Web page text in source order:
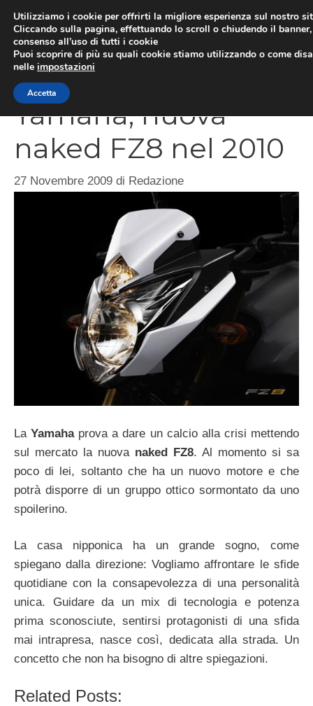
contenuto
Yamaha, nuova
naked FZ8 nel 2010
27 Novembre 2009 di Redazione
LaYamahaprova a dare un calcio alla crisi mettendo
sul mercato la nuova naked FZ8. Al momento si sa
poco di lei, soltanto che ha un nuovo motore e che
potrà disporre di un gruppo ottico sormontato da uno
spoilerino.
La casa nipponica ha un grande sogno, come
spiegano dalla direzione: Vogliamo affrontare le sfide
quotidiane con la consapevolezza di una personalità
unica. Guidare da un mix di tecnologia e potenza
prima sconosciute, sentirsi protagonisti di una sfida
mai intrapresa, nasce così, dedicata alla strada. Un
concetto che non ha bisogno di altre spiegazioni.
Related Posts:
Utilizziamo i cookie per offrirti la migliore esperienza sul nostro
Cliccando sulla pagina, effettuando lo scroll o chiudendo il
consenso all’uso di tutti i cookie
Puoi scoprire di più su quali cookie stiamo utilizzando o come
nelle impostazioni
Accetta